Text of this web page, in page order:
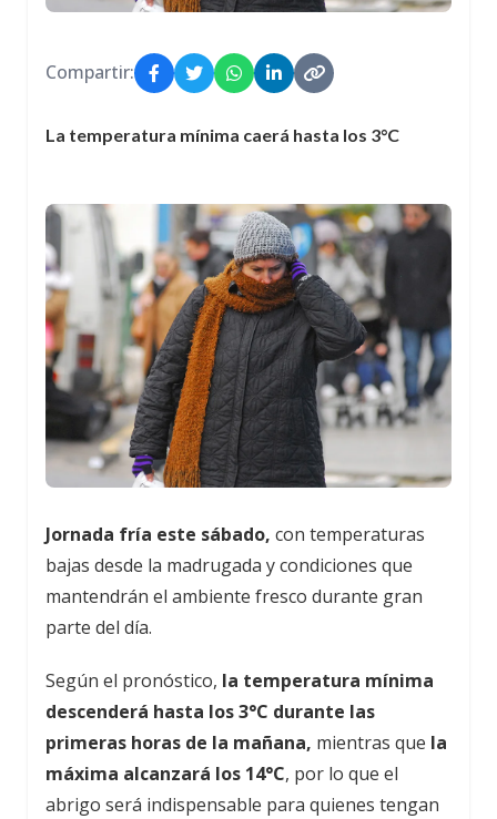
Compartir:
La temperatura mínima caerá hasta los 3°C
Jornada fría este sábado, con temperaturas
bajas desde la madrugada y condiciones que
mantendrán el ambiente fresco durante gran
parte del día.
Según el pronóstico, la temperatura mínima
descenderá hasta los 3°C durante las
primeras horas de la mañana, mientras que la
máxima alcanzará los 14°C, por lo que el
abrigo será indispensable para quienes tengan